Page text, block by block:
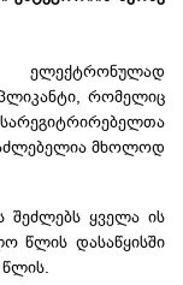
რომელიც
მხოლოდ
შეძლებს ყველა ის
წლის დასაწყისში